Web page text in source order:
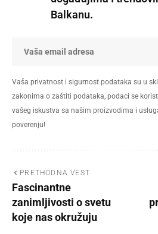
Balkanu.
Vaša privatnost i sigurnost podataka su u
zakonima o zaštiti podataka, podaci se
vašeg iskustva sa našim proizvodima i
poverenju!
PRETHODNA VEST
Fascinantne
zanimljivosti o svetu
koje nas okružuju